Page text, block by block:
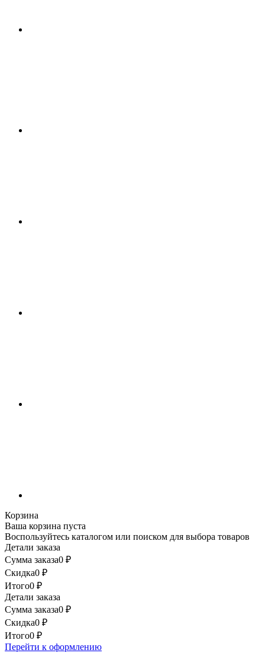
Корзина
Ваша корзина пуста
Воспользуйтесь каталогом или поиском для выбора товаров
Детали заказа
Сумма заказа0 ₽
Скидка0 ₽
Итого0 ₽
Детали заказа
Сумма заказа0 ₽
Скидка0 ₽
Итого0 ₽
Перейти к оформлению